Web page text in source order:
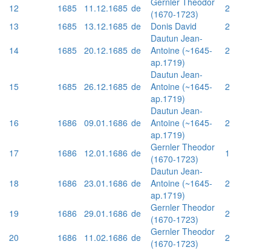
12 1685 11.12.1685 de
(1670-1723)
2
13
1685 13.12.1685 de Donis David
2
14
1685 20.12.1685 de
Dautun Jean-
Antoine (~1645-
ap.1719)
2
15 1685 26.12.1685 de
Dautun Jean-
Antoine (~1645-
ap.1719)
2
16 1686 09.01.1686 de
Dautun Jean-
Antoine (~1645-
ap.1719)
2
17 1686 12.01.1686 de
Gernler Theodor
(1670-1723)
1
18 1686 23.01.1686 de
Dautun Jean-
Antoine (~1645-
ap.1719)
2
19 1686 29.01.1686 de
Gernler Theodor
(1670-1723)
2
20
1686 11.02.1686 de
Gernler Theodor
(1670-1723)
2